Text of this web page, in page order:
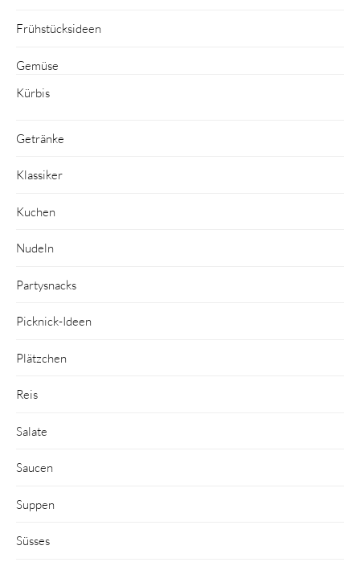
Frühstücksideen
Gemüse
Kürbis
Getränke
Klassiker
Kuchen
Nudeln
Partysnacks
Picknick-Ideen
Plätzchen
Reis
Salate
Saucen
Suppen
Süsses